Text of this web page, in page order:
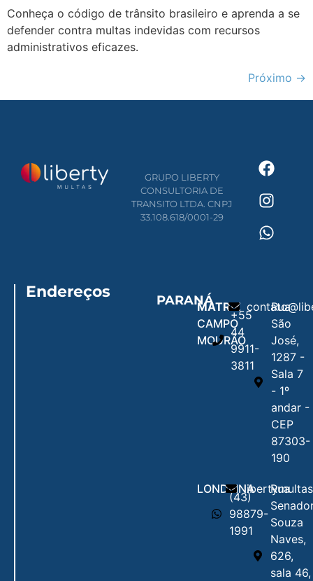
Conheça o código de trânsito brasileiro e aprenda a se
defender contra multas indevidas com recursos
administrativos eficazes.
Próximo →
GRUPO LIBERTY
CONSULTORIA DE
TRANSITO LTDA. CNPJ
33.108.618/0001-29
Endereços PARANÁMATRIZ
CAMPO
MOURÃO
+55
44
9911-
3811
Rua
São
José,
1287 -
Sala 7
- 1º
andar -
CEP
87303-
190
LONDRINA
(43)
98879-
1991
Rua
Souza
Naves,
626,
sala 46,